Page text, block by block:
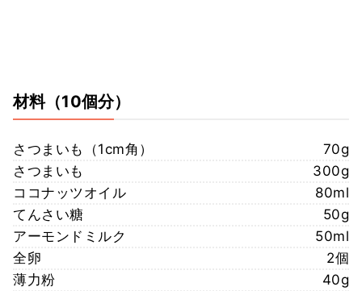
材料（10個分）
さつまいも（1cm角）
70g
さつまいも
300g
ココナッツオイル
80ml
てんさい糖
50g
アーモンドミルク
50ml
全卵
2個
薄力粉
40g